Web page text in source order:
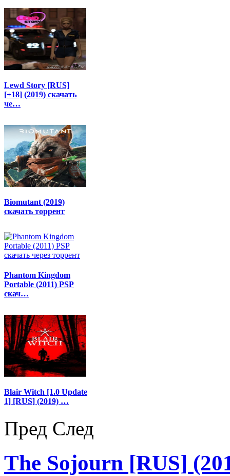
Lewd Story [RUS]
[+18] (2019) скачать
че…
Biomutant (2019)
скачать торрент
Phantom Kingdom
Portable (2011) PSP
скач…
Blair Witch [1.0 Update
1] [RUS] (2019) …
Пред След
The Sojourn [RUS]